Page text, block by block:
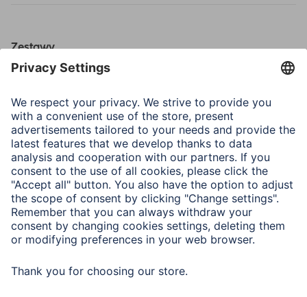
Zestawy
Komponent 1
21,6 x 30.3 cm, 20
pcs/Laminating foil 80µ,
A5, 15,4 x 21,6 cm, 20
pcs/Laminating foil 80µ,
A6, 11,1 x 15,4 cm, 20
pcs/Laminierfolie 80µ,
Visitenkarte, 6,5 x 9,5 cm,
40 Stck